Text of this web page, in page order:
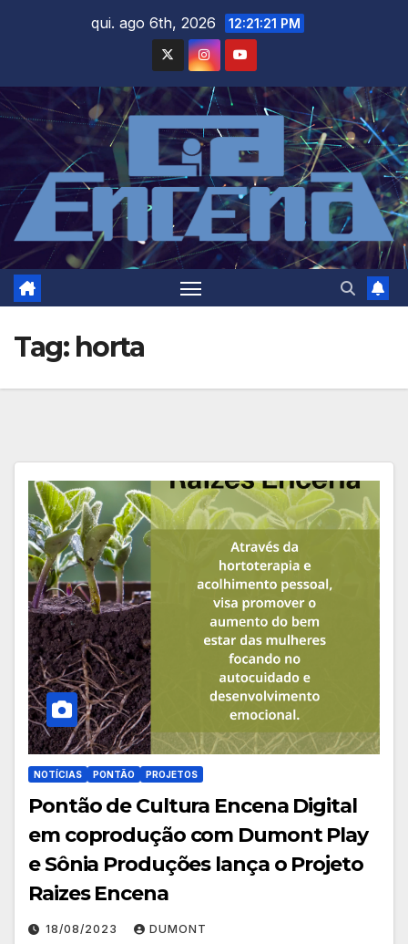
qui. ago 6th, 2026 12:21:21 PM
Tag: horta
NOTÍCIAS PONTÃO PROJETOS
Pontão de Cultura Encena Digital
em coprodução com Dumont Play
e Sônia Produções lança o Projeto
Raizes Encena
18/08/2023 DUMONT